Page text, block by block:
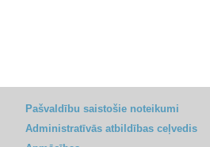
Pašvaldību saistošie noteikumi
Administratīvās atbildības ceļvedis